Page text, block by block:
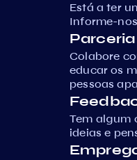
Está a ter
Informe-
Parceria
Colabore
educar os
pessoas
Tem algum
ideias e